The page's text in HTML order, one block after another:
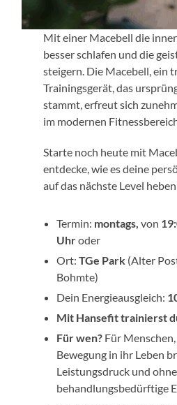
Mit einer Macebell die
besser schlafen und die
steigern. Die Macebell, ein
Trainingsgerät, das
stammt, erfreut sich
im modernen
Starte noch heute mit
entdecke, wie es deine
auf das nächste Level
Termin: montags,von
Uhroder
Ort:TGe Park (Alter
Bohmte)
Dein Energieausgleich:
Mit Hansefit trainierst
Für wen? Für
Bewegung in ihr Leben
Leistungsdruck und ohne
behandlungsbedürftige